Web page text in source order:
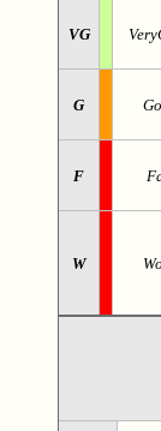
VG
G
F
W